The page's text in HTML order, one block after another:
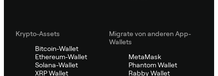
Krypto-Assets
Bitcoin-Wallet
Ethereum-Wallet
Solana-Wallet
XRP Wallet
Migrate von anderen App-
Wallets
MetaMask
Phantom Wallet
Rabby Wallet